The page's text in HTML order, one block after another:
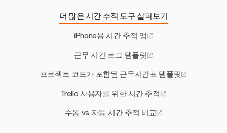
더 많은 시간 추적 도구 살펴보기
iPhone용 시간 추적 앱
근무 시간 로그 템플릿
프로젝트 코드가 포함된 근무시간표 템플릿
Trello 사용자를 위한 시간 추적
수동 vs 자동 시간 추적 비교